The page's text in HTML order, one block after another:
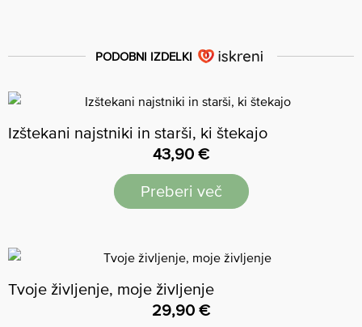
PODOBNI IZDELKI
Izštekani najstniki in starši, ki štekajo
43,90 €
Preberi več
Tvoje življenje, moje življenje
29,90 €